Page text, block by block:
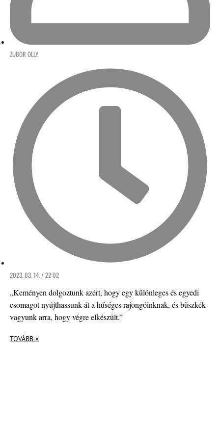
ZUBOR OLLY
2023. 03. 14. / 22:02
„Keményen dolgoztunk azért, hogy egy különleges és egyedi
csomagot nyújthassunk át a hűséges rajongóinknak, és büszkék
vagyunk arra, hogy végre elkészült.”
TOVÁBB »